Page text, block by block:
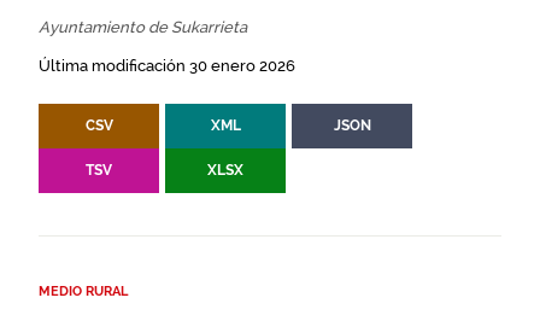
Ayuntamiento de Sukarrieta
Última modificación 30 enero 2026
CSV XML JSON
TSV XLSX
MEDIO RURAL